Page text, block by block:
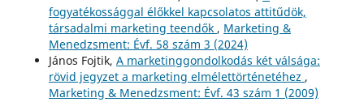
fogyatékossággal élőkkel kapcsolatos attitűdök,
társadalmi marketing teendők , Marketing &
Menedzsment: Évf. 58 szám 3 (2024)
János Fojtik, A marketinggondolkodás két válsága:
rövid jegyzet a marketing elmélettörténetéhez ,
Marketing & Menedzsment: Évf. 43 szám 1 (2009)